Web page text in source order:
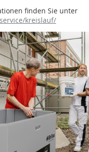
finden Sie unter
kreislauf/